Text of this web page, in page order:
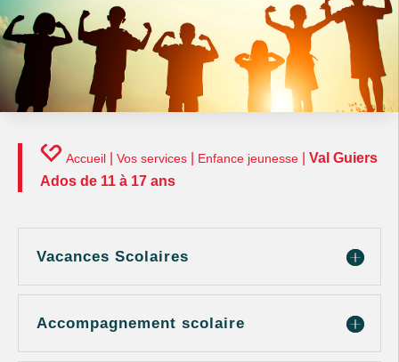
Accueil Vos services Enfance jeunesse
Val Guiers
Ados de 11 à 17 ans
Vacances Scolaires
Accompagnement scolaire